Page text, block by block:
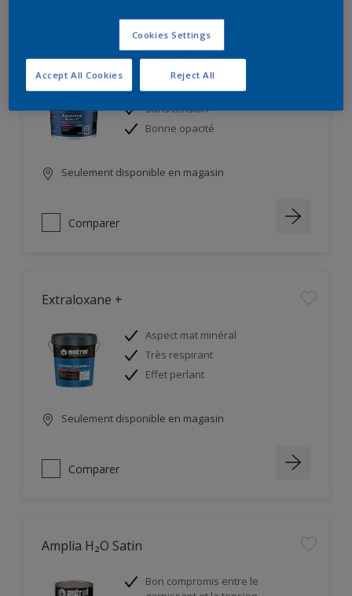
Aquastral renov ST
Bon pouvoir couvrant
Sans tension
Bonne opacité
Seulement disponible en magasin
Comparer
Extraloxane +
Aspect mat minéral
Très respirant
Effet perlant
Seulement disponible en magasin
Comparer
Amplia H₂O Satin
Bon compromis entre le
Cookies Settings
Reject All
Accept All Cookies